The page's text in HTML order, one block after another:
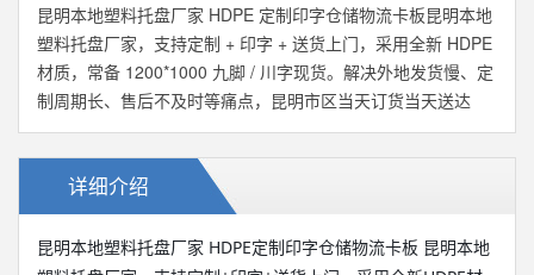
昆明本地塑料托盘厂家 HDPE 定制印字仓储物流卡板昆明本地
塑料托盘厂家，支持定制 + 印字 + 送货上门，采用全新 HDPE
材质，常备 1200*1000 九脚 / 川字现货。解决外地发货慢、定
制周期长、售后不及时等痛点，昆明市区当天订货当天送达
详细介绍
昆明本地塑料托盘厂家 HDPE定制印字仓储物流卡板 昆明本地